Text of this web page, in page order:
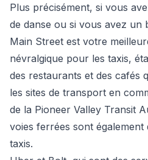
Plus précisément, si vous
de danse ou si vous avez un
Main Street est votre
névralgique pour les taxis,
des restaurants et des cafés
les sites de transport en
de la Pioneer Valley Transit
voies ferrées sont également
taxis.